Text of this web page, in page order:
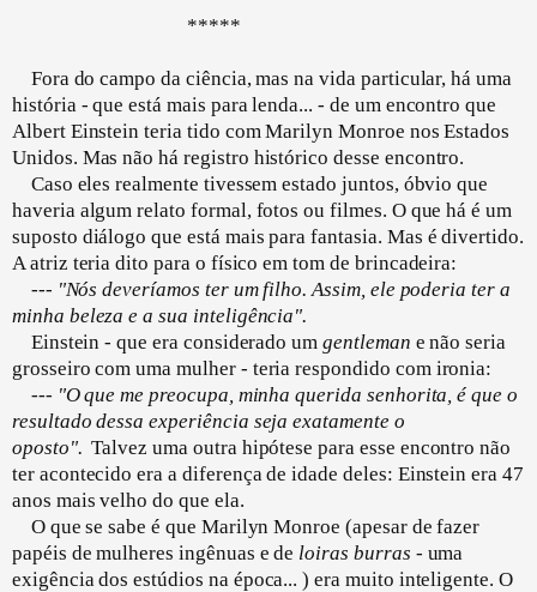
*****
Fora do campo da ciência, mas na vida particular, há uma
história - que está mais para lenda... - de um encontro que
Albert Einstein teria tido com Marilyn Monroe nos Estados
Unidos. Mas não há registro histórico desse encontro.
Caso eles realmente tivessem estado juntos, óbvio que
haveria algum relato formal, fotos ou filmes. O que há é um
suposto diálogo que está mais para fantasia. Mas é divertido.
A atriz teria dito para o físico em tom de brincadeira:
--- "Nós deveríamos ter um filho. Assim, ele poderia ter a
minha beleza e a sua inteligência".
Einstein - que era considerado um gentleman e não seria
grosseiro com uma mulher - teria respondido com ironia:
--- "O que me preocupa, minha querida senhorita, é que o
resultado dessa experiência seja exatamente o
oposto". Talvez uma outra hipótese para esse encontro não
ter acontecido era a diferença de idade deles: Einstein era 47
anos mais velho do que ela.
O que se sabe é que Marilyn Monroe (apesar de fazer
papéis de mulheres ingênuas e de loiras burras - uma
exigência dos estúdios na época... ) era muito inteligente. O